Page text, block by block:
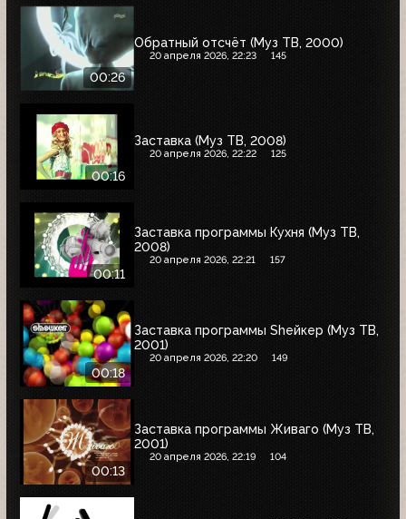
00:26
Обратный отсчёт (Муз ТВ, 2000)
20 апреля 2026, 22:23 145
00:16
Заставка (Муз ТВ, 2008)
20 апреля 2026, 22:22 125
00:11
Заставка программы Кухня (Муз ТВ,
2008)
20 апреля 2026, 22:21 157
00:18
Заставка программы Shейкер (Муз ТВ,
2001)
20 апреля 2026, 22:20 149
00:13
Заставка программы Живаго (Муз ТВ,
2001)
20 апреля 2026, 22:19 104